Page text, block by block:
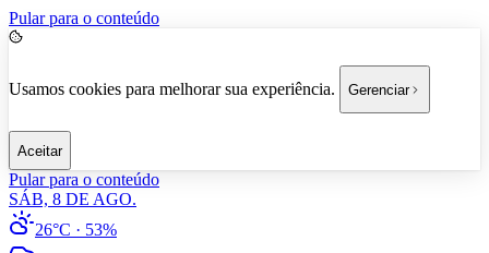
Pular para o conteúdo
Usamos cookies para melhorar sua experiência. Gerenciar
Aceitar
Pular para o conteúdo
SÁB, 8 DE AGO.
26°C · 53%